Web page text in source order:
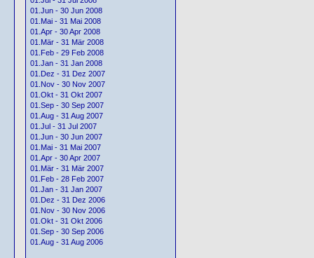
01.Jun - 30 Jun 2008
01.Mai - 31 Mai 2008
01.Apr - 30 Apr 2008
01.Mär - 31 Mär 2008
01.Feb - 29 Feb 2008
01.Jan - 31 Jan 2008
01.Dez - 31 Dez 2007
01.Nov - 30 Nov 2007
01.Okt - 31 Okt 2007
01.Sep - 30 Sep 2007
01.Aug - 31 Aug 2007
01.Jul - 31 Jul 2007
01.Jun - 30 Jun 2007
01.Mai - 31 Mai 2007
01.Apr - 30 Apr 2007
01.Mär - 31 Mär 2007
01.Feb - 28 Feb 2007
01.Jan - 31 Jan 2007
01.Dez - 31 Dez 2006
01.Nov - 30 Nov 2006
01.Okt - 31 Okt 2006
01.Sep - 30 Sep 2006
01.Aug - 31 Aug 2006